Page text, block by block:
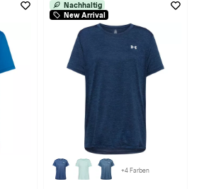
Nachhaltig
New Arrival
+4 Farben